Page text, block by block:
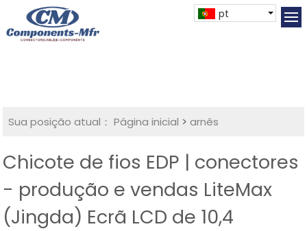
pt
Sua posição atual： Página inicial >arnês
Chicote de fios EDP | conectores
- produção e vendas LiteMax
(Jingda) Ecrã LCD de 10,4